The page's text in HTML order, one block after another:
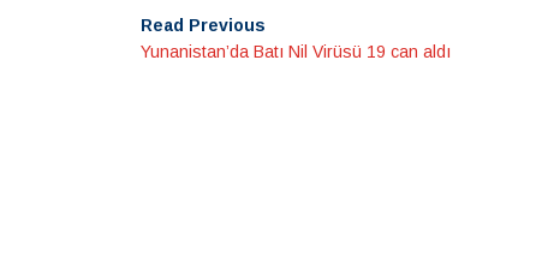
Read Previous
Yunanistan’da Batı Nil Virüsü 19 can aldı